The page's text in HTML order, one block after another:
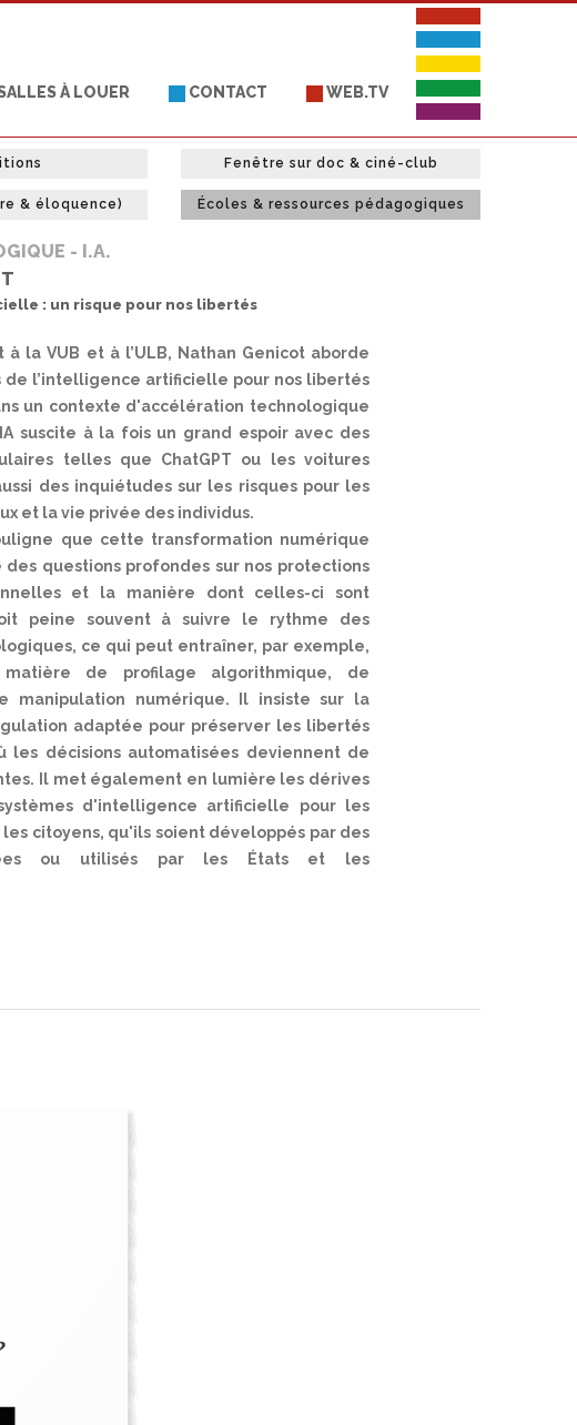
À LOUER CONTACT WEB.TV
Fenêtre sur doc & ciné-club
& éloquence) Écoles & ressources pédagogiques
- I.A.
: un risque pour nos libertés
la VUB et à l’ULB, Nathan Genicot aborde
de l’intelligence artificielle pour nos libertés
un contexte d'accélération technologique
suscite à la fois un grand espoir avec des
telles que ChatGPT ou les voitures
des inquiétudes sur les risques pour les
et la vie privée des individus.
que cette transformation numérique
questions profondes sur nos protections
et la manière dont celles-ci sont
peine souvent à suivre le rythme des
ce qui peut entraîner, par exemple,
de profilage algorithmique, de
manipulation numérique. Il insiste sur la
adaptée pour préserver les libertés
les décisions automatisées deviennent de
Il met également en lumière les dérives
d'intelligence artificielle pour les
citoyens, qu'ils soient développés par des
ou utilisés par les États et les